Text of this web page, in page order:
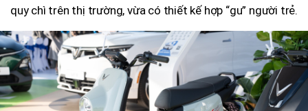
quy chì trên thị trường, vừa có thiết kế hợp “gu” người trẻ.